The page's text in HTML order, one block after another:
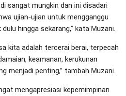
sangat mungkin dan ini disadari
ujian-ujian untuk mengganggu
hingga sekarang,” kata Muzani.
kita adalah tercerai berai, terpecah
keamanan, kerukunan
menjadi penting,” tambah Muzani.
mengapresiasi kepemimpinan